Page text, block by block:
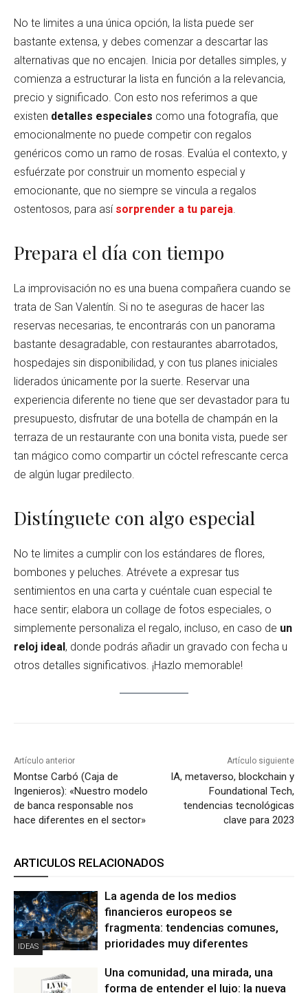
No te limites a una única opción, la lista puede ser
bastante extensa, y debes comenzar a descartar las
alternativas que no encajen. Inicia por detalles simples, y
comienza a estructurar la lista en función a la relevancia,
precio y significado. Con esto nos referimos a que
existen detalles especiales como una fotografía, que
emocionalmente no puede competir con regalos
genéricos como un ramo de rosas. Evalúa el contexto, y
esfuérzate por construir un momento especial y
emocionante, que no siempre se vincula a regalos
ostentosos, para así sorprender a tu pareja
Prepara el día con tiempo
La improvisación no es una buena compañera cuando se
trata de San Valentín. Si no te aseguras de hacer las
reservas necesarias, te encontrarás con un panorama
bastante desagradable, con restaurantes abarrotados,
hospedajes sin disponibilidad, y con tus planes iniciales
liderados únicamente por la suerte. Reservar una
experiencia diferente no tiene que ser devastador para tu
presupuesto, disfrutar de una botella de champán en la
terraza de un restaurante con una bonita vista, puede ser
tan mágico como compartir un cóctel refrescante cerca
de algún lugar predilecto.
Distínguete con algo especial
No te limites a cumplir con los estándares de flores,
bombones y peluches. Atrévete a expresar tus
sentimientos en una carta y cuéntale cuan especial te
hace sentir; elabora un collage de fotos especiales, o
simplemente personaliza el regalo, incluso, en caso de un
reloj ideal, donde podrás añadir un gravado con fecha u
otros detalles significativos. ¡Hazlo memorable!
Artículo anterior
Montse Carbó (Caja de
Ingenieros): «Nuestro modelo
de banca responsable nos
hace diferentes en el sector»
Artículo siguiente
IA, metaverso, blockchain y
Foundational Tech,
tendencias tecnológicas
clave para 2023
ARTICULOS RELACIONADOS
IDEAS
La agenda de los medios
financieros europeos se
fragmenta: tendencias comunes,
prioridades muy diferentes
Una comunidad, una mirada, una
forma de entender el lujo: la nueva